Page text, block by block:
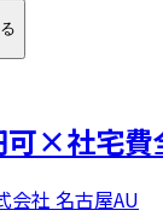
可×社宅
会社 名古屋AU